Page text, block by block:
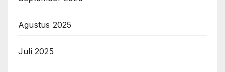
Agustus 2025
Juli 2025